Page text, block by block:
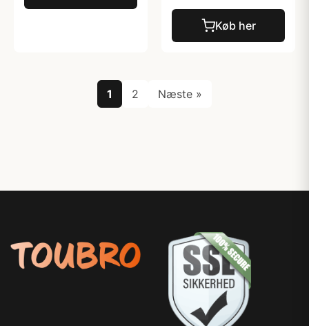
Køb her
1 2 Næste »